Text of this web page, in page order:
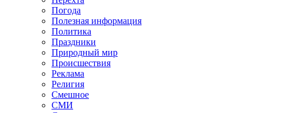
Погода
Полезная информация
Политика
Праздники
Природный мир
Происшествия
Реклама
Религия
Смешное
СМИ